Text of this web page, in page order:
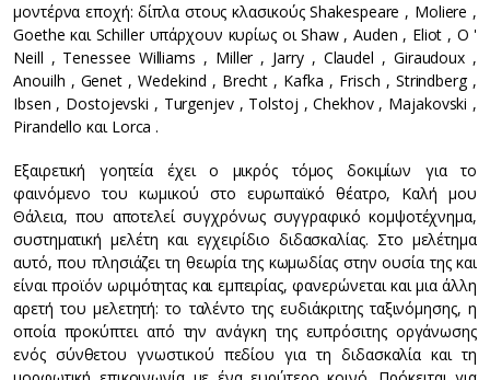
μοντέρνα εποχή: δίπλα στους κλασικούς Shakespeare , Moliere ,
Goethe και Schiller υπάρχουν κυρίως οι Shaw , Auden , Eliot , O '
Neill , Tenessee Williams , Miller , Jarry , Claudel , Giraudoux ,
Anouilh , Genet , Wedekind , Brecht , Kafka , Frisch , Strindberg ,
Ibsen , Dostojevski , Turgenjev , Tolstoj , Chekhov , Majakovski ,
Pirandello και Lorca .
Εξαιρετική γοητεία έχει ο μικρός τόμος δοκιμίων για το
φαινόμενο του κωμικού στο ευρωπαϊκό θέατρο, Καλή μου
Θάλεια, που αποτελεί συγχρόνως συγγραφικό κομψοτέχνημα,
συστηματική μελέτη και εγχειρίδιο διδασκαλίας. Στο μελέτημα
αυτό, που πλησιάζει τη θεωρία της κωμωδίας στην ουσία της και
είναι προϊόν ωριμότητας και εμπειρίας, φανερώνεται και μια άλλη
αρετή του μελετητή: το ταλέντο της ευδιάκριτης ταξινόμησης, η
οποία προκύπτει από την ανάγκη της ευπρόσιτης οργάνωσης
ενός σύνθετου γνωστικού πεδίου για τη διδασκαλία και τη